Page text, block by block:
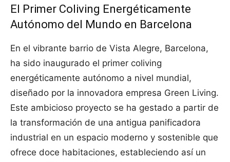
El Primer Coliving Energéticamente
Autónomo del Mundo en Barcelona
En el vibrante barrio de Vista Alegre, Barcelona,
ha sido inaugurado el primer coliving
energéticamente autónomo a nivel mundial,
diseñado por la innovadora empresa Green Living.
Este ambicioso proyecto se ha gestado a partir de
la transformación de una antigua panificadora
industrial en un espacio moderno y sostenible que
ofrece doce habitaciones, estableciendo así un